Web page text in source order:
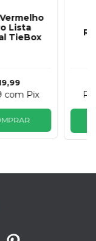
Lista
TieBox
com Pix